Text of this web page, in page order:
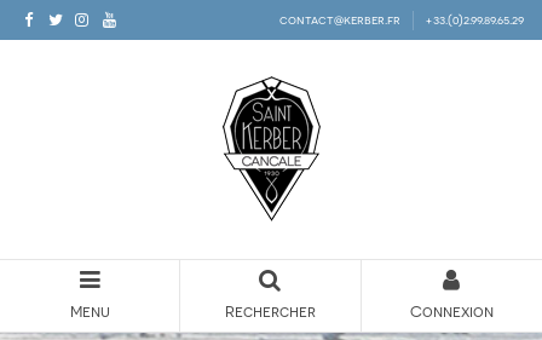
contact@kerber.fr +33.(0)2.99.89.65.29
Menu Rechercher Connexion